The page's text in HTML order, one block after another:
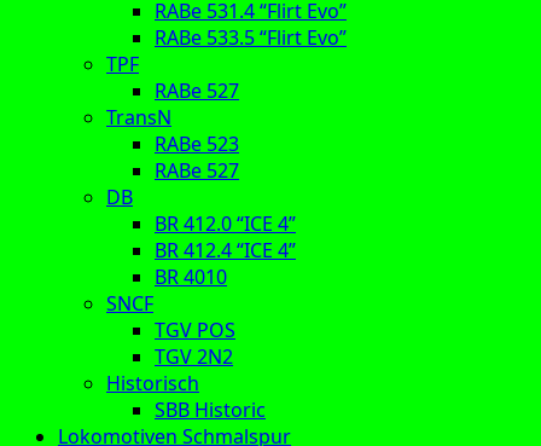
RABe 531.4 “Flirt Evo”
RABe 533.5 “Flirt Evo”
TPF
RABe 527
TransN
RABe 523
RABe 527
DB
BR 412.0 “ICE 4”
BR 412.4 “ICE 4”
BR 4010
SNCF
TGV POS
TGV 2N2
Historisch
SBB Historic
Lokomotiven Schmalspur